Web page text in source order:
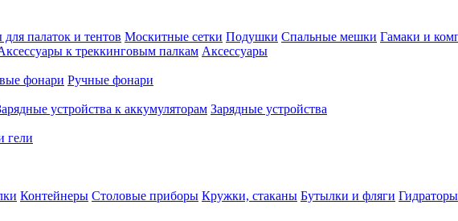
для палаток и тентов Москитные сетки Подушки Спальные мешки Гамаки и
к треккинговым палкам Аксессуары
фонари Ручные фонари
устройства к аккумуляторам Зарядные устройства
гели
Контейнеры Столовые приборы Кружки, стаканы Бутылки и фляги Гидраторы